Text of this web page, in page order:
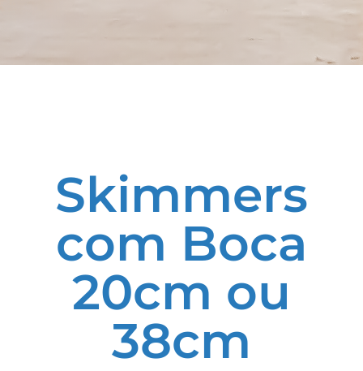
Skimmers
com Boca
20cm ou
38cm